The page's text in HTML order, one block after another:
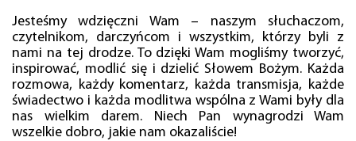
Jesteśmy wdzięczni Wam – naszym słuchaczom,
czytelnikom, darczyńcom i wszystkim, którzy byli z
nami na tej drodze. To dzięki Wam mogliśmy tworzyć,
inspirować, modlić się i dzielić Słowem Bożym. Każda
rozmowa, każdy komentarz, każda transmisja, każde
świadectwo i każda modlitwa wspólna z Wami były dla
nas wielkim darem. Niech Pan wynagrodzi Wam
wszelkie dobro, jakie nam okazaliście!